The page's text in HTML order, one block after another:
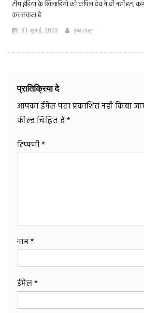
टीम इंडिया के खिलाड़ियों को कपिल देव ने दी नसीहत,
कर सकता है
31 जुलाई, 2023 swuser
प्रातिक्रिया दे
आपका ईमेल पता प्रकाशित नहीं किया
फ़ील्ड चिह्नित हैं*
टिप्पणी*
नाम*
ईमेल*